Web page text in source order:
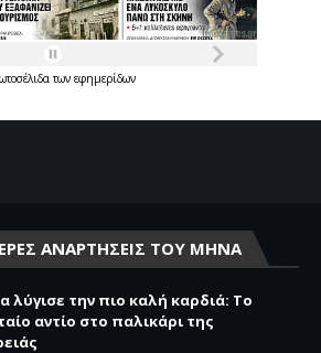
των εφημερίδων
ΑΝΑΡΤΗΣΕΙΣ ΤΟΥ ΜΗΝΑ
λύγισε την πιο καλή καρδιά: Το
αντίο στο παλικάρι της